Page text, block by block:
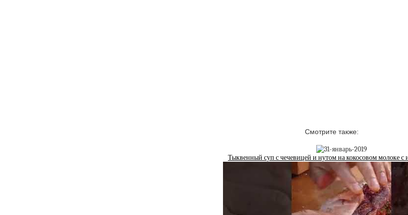
Смотрите также:
Тыквенный суп с чечевицей и нутом на кокосовом молоке с